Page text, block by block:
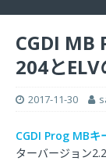
CGDI MB
204と
2017-11-30
CGDI Prog MBキ
ターバージョン